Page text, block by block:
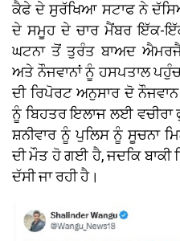
ਕੈਫੇ ਦੇ ਸੁਰੱਖਿਆ ਸਟਾਫ ਨੇ
ਦੇ ਸਮੂਹ ਦੇ ਚਾਰ ਮੈਂਬਰ ਇੱਕ-
ਘਟਨਾ ਤੋਂ ਤੁਰੰਤ ਬਾਅਦ
ਅਤੇ ਨੌਜਵਾਨਾਂ ਨੂੰ ਹਸਪਤਾਲ
ਦੀ ਰਿਪੋਰਟ ਅਨੁਸਾਰ ਦੋ
ਨੂੰ ਬਿਹਤਰ ਇਲਾਜ ਲਈ
ਸ਼ਨੀਵਾਰ ਨੂੰ ਪੁਲਿਸ ਨੂੰ ਸੂਚਨਾ
ਦੀ ਮੌਤ ਹੋ ਗਈ ਹੈ, ਜਦਕਿ ਬਾਕੀ
ਦੱਸੀ ਜਾ ਰਹੀ ਹੈ।